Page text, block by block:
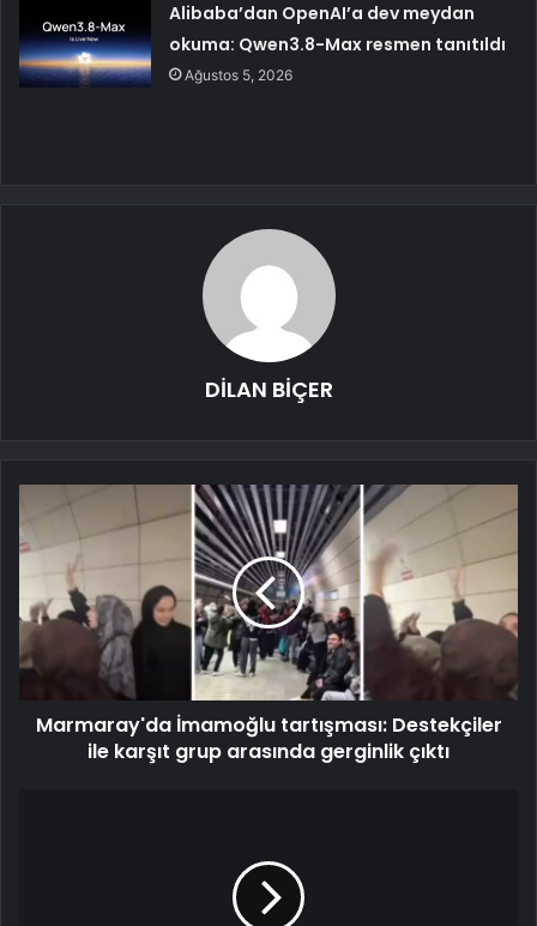
Alibaba’dan OpenAI’a dev meydan
okuma: Qwen3.8-Max resmen tanıtıldı
Ağustos 5, 2026
DİLAN BİÇER
Marmaray'da İmamoğlu tartışması: Destekçiler
ile karşıt grup arasında gerginlik çıktı